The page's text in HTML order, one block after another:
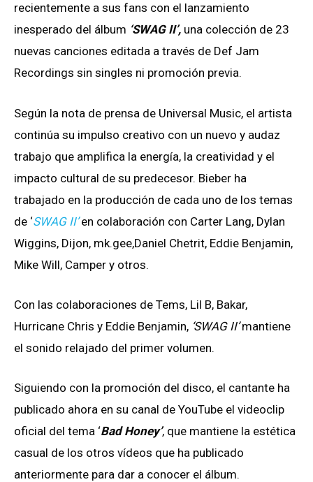
recientemente a sus fans con el lanzamiento
inesperado del álbum ‘SWAG II’, una colección de 23
nuevas canciones editada a través de Def Jam
Recordings sin singles ni promoción previa.
Según la nota de prensa de Universal Music, el artista
continúa su impulso creativo con un nuevo y audaz
trabajo que amplifica la energía, la creatividad y el
impacto cultural de su predecesor. Bieber ha
trabajado en la producción de cada uno de los temas
de ‘SWAG II’en colaboración con Carter Lang, Dylan
Wiggins, Dijon, mk.gee,Daniel Chetrit, Eddie Benjamin,
Mike Will, Camper y otros.
Con las colaboraciones de Tems, Lil B, Bakar,
Hurricane Chris y Eddie Benjamin, ‘SWAG II’mantiene
el sonido relajado del primer volumen.
Siguiendo con la promoción del disco, el cantante ha
publicado ahora en su canal de YouTube el videoclip
oficial del tema ‘Bad Honey’, que mantiene la estética
casual de los otros vídeos que ha publicado
anteriormente para dar a conocer el álbum.